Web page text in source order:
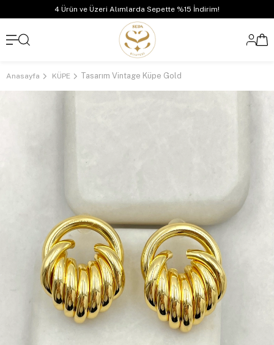
4 Ürün ve Üzeri Alımlarda Sepette %15 İndirim!
Anasayfa KÜPE Tasarım Vintage Küpe Gold